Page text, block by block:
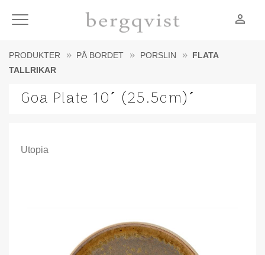
Meny person_outline
PRODUKTER PÅ BORDET PORSLIN
FLATA
TALLRIKAR
Goa Plate 10´ (25.5cm)´
Utopia